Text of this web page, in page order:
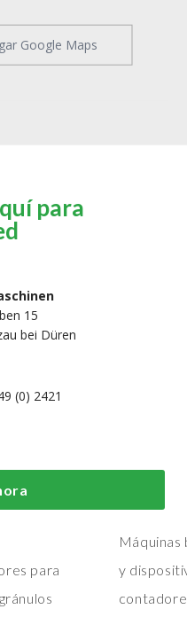
para
15
bei Düren
(0) 2421
Google Maps
para
embalaje de
y